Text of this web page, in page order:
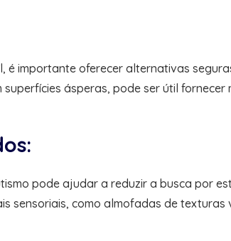
importante oferecer alternativas
ásperas, pode ser útil
pode ajudar a reduzir a busca por
sensoriais, como almofadas de texturas